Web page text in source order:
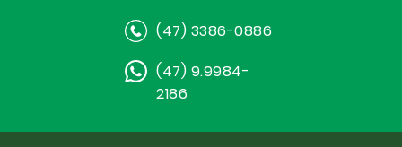
(47) 3386-0886
(47) 9.9984-
2186